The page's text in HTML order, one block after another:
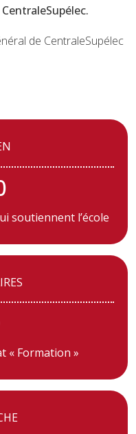
de CentraleSupélec
soutiennent l’école
« Formation »